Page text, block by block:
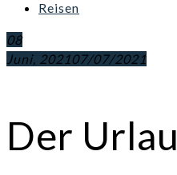
Reisen
08
Juni, 202107/07/2021
Der